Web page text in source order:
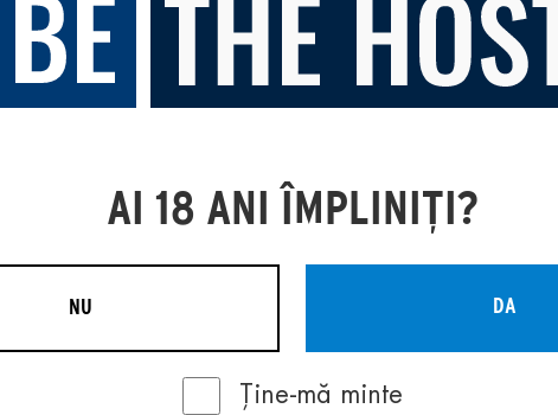
AI 18 ANI ÎMPLINIȚI?
NU DA
Ține-mă minte